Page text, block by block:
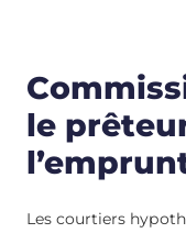
le
Les courtiers